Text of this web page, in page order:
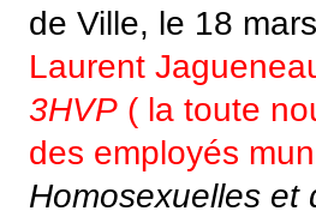
de Ville, le 18
Laurent
3HVP( la toute
des employés
Homosexuelles et